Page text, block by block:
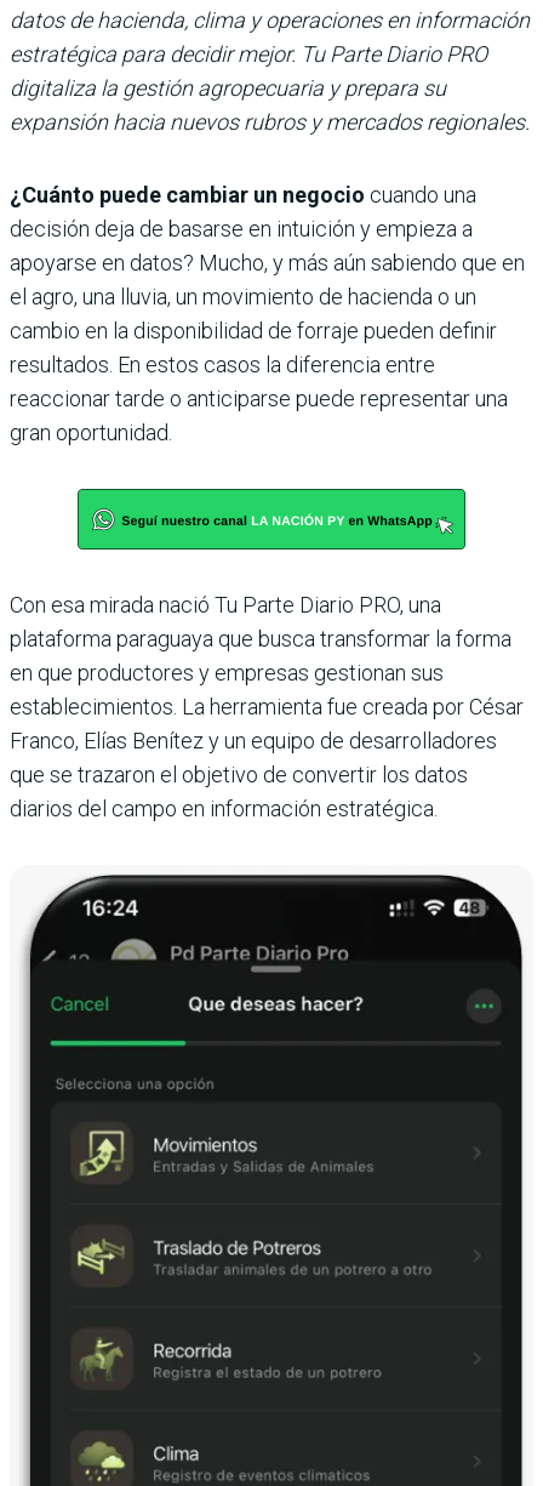
datos de hacienda, clima y operaciones en información
estratégica para decidir mejor. Tu Parte Diario PRO
digitaliza la gestión agropecuaria y prepara su
expansión hacia nuevos rubros y mercados regionales.
¿Cuánto puede cambiar un negocio cuando una
decisión deja de basarse en intuición y empieza a
apoyarse en datos? Mucho, y más aún sabiendo que en
el agro, una lluvia, un movimiento de hacienda o un
cambio en la disponibilidad de forraje pueden definir
resultados. En estos casos la diferencia entre
reaccionar tarde o anticiparse puede representar una
gran oportunidad.
Con esa mirada nació Tu Parte Diario PRO, una
plataforma paraguaya que busca transformar la forma
en que productores y empresas gestionan sus
establecimientos. La herramienta fue creada por César
Franco, Elías Benítez y un equipo de desarrolladores
que se trazaron el objetivo de convertir los datos
diarios del campo en información estratégica.